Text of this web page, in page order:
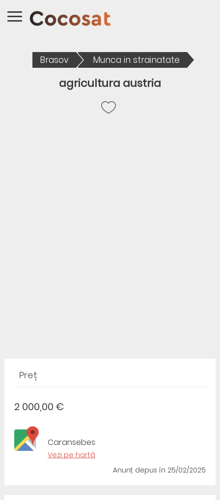
Brasov Munca in strainatate
agricultura austria
Preț
2 000,00 €
Caransebes
Vezi pe hartă
Anunț depusîn 25/02/2025